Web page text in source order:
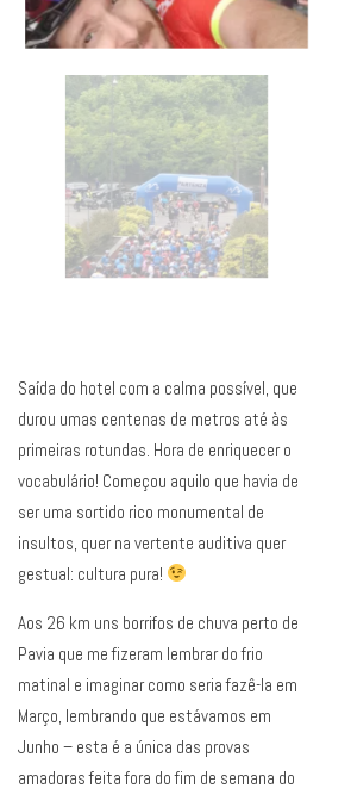
Saída do hotel com a calma possível, que
durou umas centenas de metros até às
primeiras rotundas. Hora de enriquecer o
vocabulário! Começou aquilo que havia de
ser uma sortido rico monumental de
insultos, quer na vertente auditiva quer
gestual: cultura pura!
Aos 26 km uns borrifos de chuva perto de
Pavia que me fizeram lembrar do frio
matinal e imaginar como seria fazê-la em
Março, lembrando que estávamos em
Junho – esta é a única das provas
amadoras feita fora do fim de semana do